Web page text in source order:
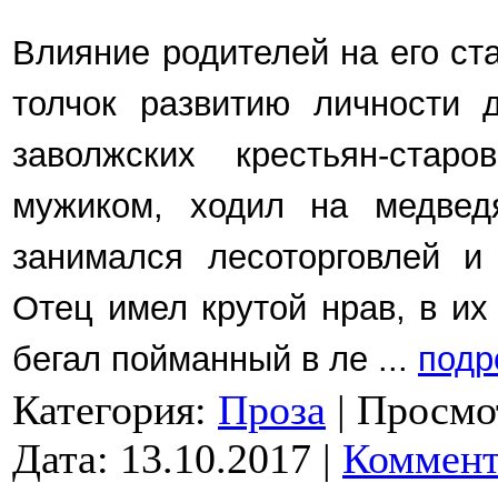
Влияние родителей на его
толчок развитию
заволжских крестьян-
мужиком, ходил на
занимался лесоторговлей
Отец имел крутой нрав, в
бегал пойманный в ле ...
Категория: Проза |
Дата: 13.10.2017 |